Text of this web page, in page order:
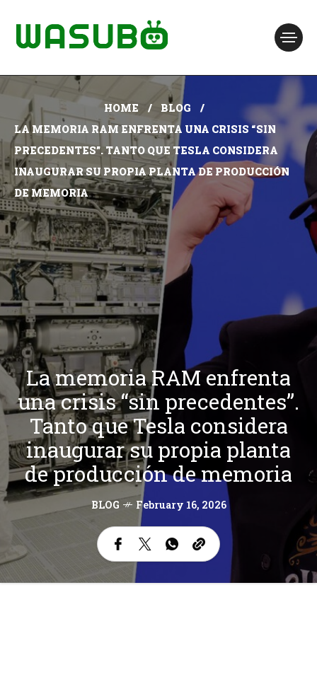
HOME
BLOG
LA MEMORIA RAM ENFRENTA UNA CRISIS “SIN
PRECEDENTES”. TANTO QUE TESLA CONSIDERA
INAUGURAR SU PROPIA PLANTA DE PRODUCCIÓN
DE MEMORIA
La memoria RAM enfrenta
una crisis “sin precedentes”.
Tanto que Tesla considera
inaugurar su propia planta
de producción de memoria
BLOG February 16, 2026